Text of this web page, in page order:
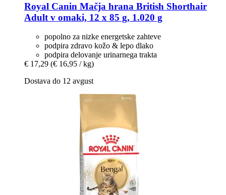
Royal Canin Mačja hrana British Shorthair
Adult v omaki, 12 x 85 g, 1.020 g
popolno za nizke energetske zahteve
podpira zdravo kožo & lepo dlako
podpira delovanje urinarnega trakta
€ 17,29 (€ 16,95 / kg)
Dostava do 12 avgust